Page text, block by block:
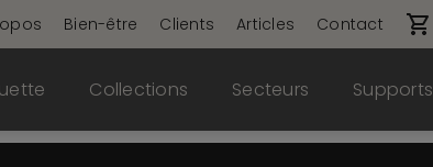
Bien-être Clients Articles Contact
Collections Secteurs Supports